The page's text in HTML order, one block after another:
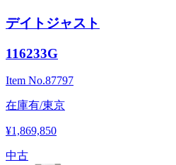
デイトジャスト
116233G
Item No.87797
在庫有/東京
¥1,869,850
中古